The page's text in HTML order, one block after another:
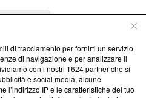
trasparenti su Blasting
e su come ci impegniamo a
afferma la nostra aderenza a
Blasting News non è
di tracciamento per fornirti un servizio
di navigazione e per analizzare il
con i nostri 1624partner che si
e social media, alcune
l’indirizzo IP e le caratteristiche del tuo